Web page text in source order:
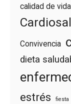
calidad de vida
Convivencia
dieta
estrés fiesta